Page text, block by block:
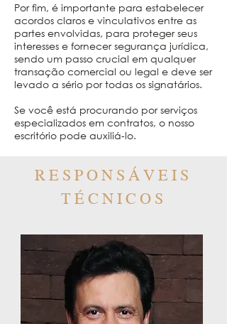
Por fim, é importante para estabelecer
acordos claros e vinculativos entre as
partes envolvidas, para proteger seus
interesses e fornecer segurança jurídica,
sendo um passo crucial em qualquer
transação comercial ou legal e deve ser
levado a sério por todas os signatários.
Se você está procurando por serviços
especializados em contratos, o nosso
escritório pode auxiliá-lo.
RESPONSÁVEIS
TÉCNICOS